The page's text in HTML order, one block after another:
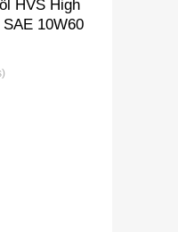
HVS High
10W60